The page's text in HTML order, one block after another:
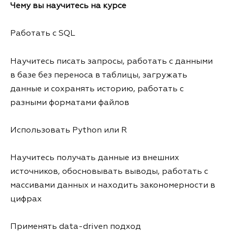
Чему вы научитесь на курсе
Работать с SQL
Научитесь писать запросы, работать с данными
в базе без переноса в таблицы, загружать
данные и сохранять историю, работать с
разными форматами файлов
Использовать Python или R
Научитесь получать данные из внешних
источников, обосновывать выводы, работать с
массивами данных и находить закономерности в
цифрах
Применять data-driven подход